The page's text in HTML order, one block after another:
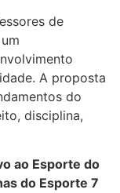
de
A proposta
do
disciplina,
ao Esporte do
do Esporte 7